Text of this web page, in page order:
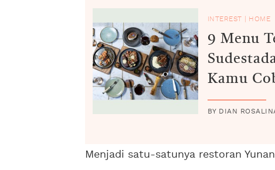
INTEREST HOME
9 Menu
Kamu
BY DIAN
Menjadi satu-satunya restoran